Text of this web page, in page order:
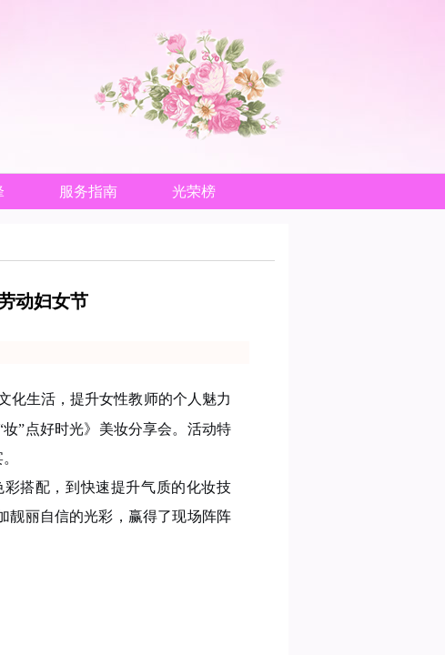
服务指南 光荣榜
动妇女节
化生活，提升女性教师的个人魅力
”点好时光》美妆分享会。活动特
搭配，到快速提升气质的化妆技
靓丽自信的光彩，赢得了现场阵阵